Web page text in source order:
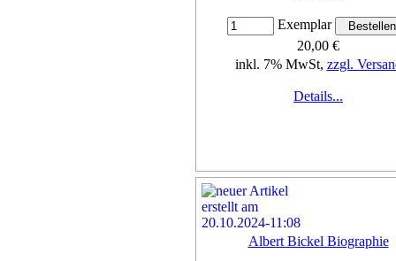
Exemplar
20,00 €
inkl. 7% MwSt, zzgl.
Details...
Albert Bickel Biographie